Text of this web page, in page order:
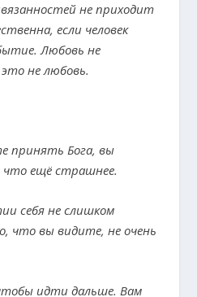
не приходит
если человек
Любовь не
не любовь.
принять Бога, вы
ещё страшнее.
себя не слишком
что вы видите, не очень
идти дальше. Вам